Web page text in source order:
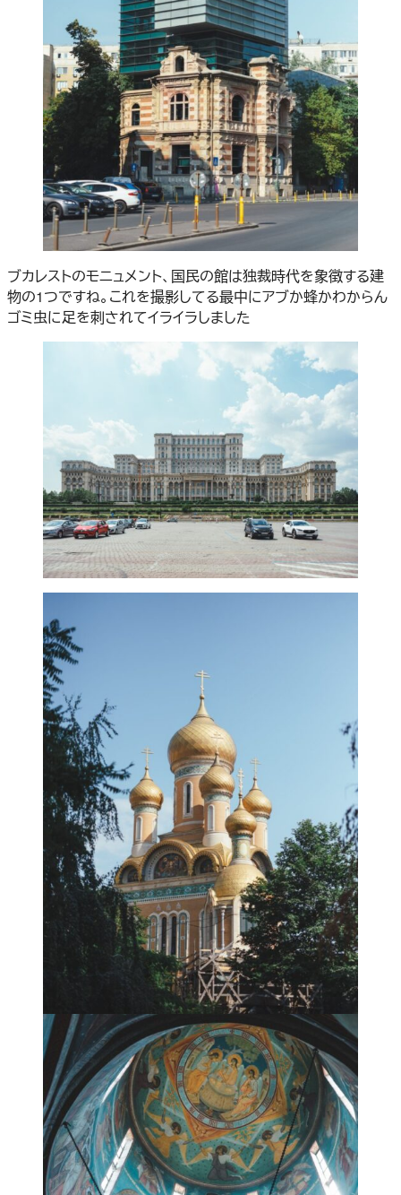
ブカレストのモニュメント、国民の館は独裁時代を象徴する建
物の1つですね。これを撮影してる最中にアブか蜂かわからん
ゴミ虫に足を刺されてイライラしました